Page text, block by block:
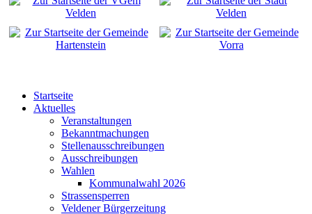
Startseite
Aktuelles
Veranstaltungen
Bekanntmachungen
Stellenausschreibungen
Ausschreibungen
Wahlen
Kommunalwahl 2026
Strassensperren
Veldener Bürgerzeitung